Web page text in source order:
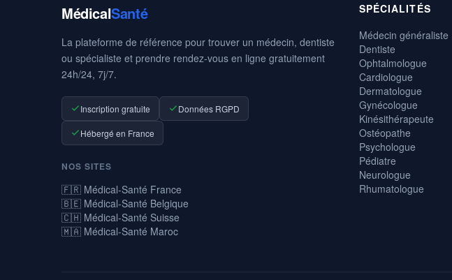
MédicalSanté
La plateforme de référence pour trouver un médecin, dentiste
ou spécialiste et prendre rendez-vous en ligne gratuitement
24h/24, 7j/7.
Inscription gratuite Données RGPD
Hébergé en France
NOS SITES
🇫🇷 Médical-Santé France
🇧🇪 Médical-Santé Belgique
🇨🇭 Médical-Santé Suisse
🇲🇦 Médical-Santé Maroc
SPÉCIALITÉS
Médecin généraliste
Dentiste
Ophtalmologue
Cardiologue
Dermatologue
Gynécologue
Kinésithérapeute
Ostéopathe
Psychologue
Pédiatre
Neurologue
Rhumatologue